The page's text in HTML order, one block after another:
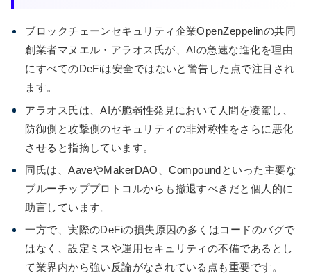
ブロックチェーンセキュリティ企業OpenZeppelinの共同
創業者マヌエル・アラオス氏が、AIの急速な進化を理由
にすべてのDeFiは安全ではないと警告した点で注目され
ます。
アラオス氏は、AIが脆弱性発見において人間を凌駕し、
防御側と攻撃側のセキュリティの非対称性をさらに悪化
させると指摘しています。
同氏は、AaveやMakerDAO、Compoundといった主要な
ブルーチッププロトコルからも撤退すべきだと個人的に
助言しています。
一方で、実際のDeFiの損失原因の多くはコードのバグで
はなく、設定ミスや運用セキュリティの不備であるとし
て業界内から強い反論がなされている点も重要です。